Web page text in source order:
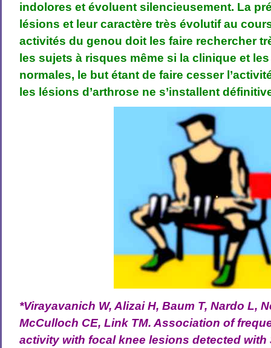
indolores et évoluent silencieusement. La
lésions et leur caractère très évolutif au
activités du genou doit les faire rechercher
les sujets à risques même si la clinique et
normales, le but étant de faire cesser
les lésions d’arthrose ne s’installent
*Virayavanich W, Alizai H, Baum T, Nardo L,
McCulloch CE, Link TM. Association of
activity with focal knee lesions detected with